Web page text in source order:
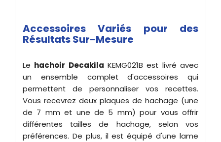
Accessoires Variés pour des
Résultats Sur-Mesure
Le hachoir Decakila KEMG021B est livré avec
un ensemble complet d'accessoires qui
permettent de personnaliser vos recettes.
Vous recevrez deux plaques de hachage (une
de 7 mm et une de 5 mm) pour vous offrir
différentes tailles de hachage, selon vos
préférences. De plus, il est équipé d'une lame